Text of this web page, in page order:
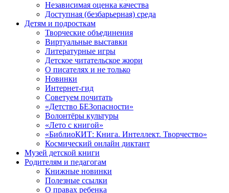
Независимая оценка качества
Доступная (безбарьерная) среда
Детям и подросткам
Творческие объединения
Виртуальные выставки
Литературные игры
Детское читательское жюри
О писателях и не только
Новинки
Интернет-гид
Советуем почитать
«Детство БЕЗопасности»
Волонтёры культуры
«Лето с книгой»
«БиблиоКИТ: Книга. Интеллект. Творчество»
Космический онлайн диктант
Музей детской книги
Родителям и педагогам
Книжные новинки
Полезные ссылки
О правах ребенка